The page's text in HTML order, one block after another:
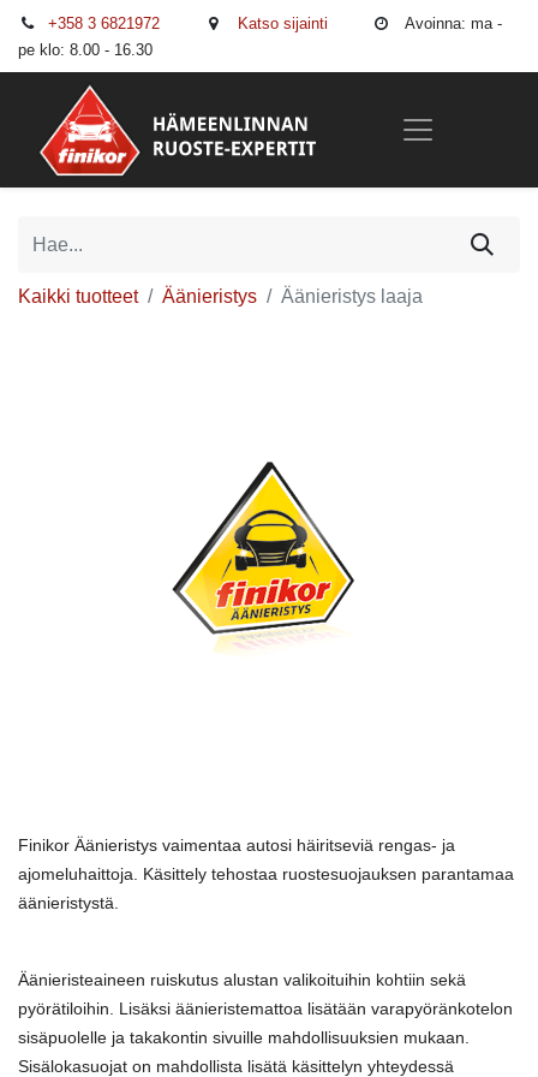
+358 3 6821972 Katso sijainti
Avoinna: ma -
pe klo: 8.00 - 16.30
Kaikki tuotteet Äänieristys Äänieristys laaja
Finikor Äänieristys vaimentaa autosi häiritseviä rengas- ja
ajomeluhaittoja. Käsittely tehostaa ruostesuojauksen parantamaa
äänieristystä.
Äänieristeaineen ruiskutus alustan valikoituihin kohtiin sekä
pyörätiloihin. Lisäksi äänieristemattoa lisätään varapyöränkotelon
sisäpuolelle ja takakontin sivuille mahdollisuuksien mukaan.
Sisälokasuojat on mahdollista lisätä käsittelyn yhteydessä